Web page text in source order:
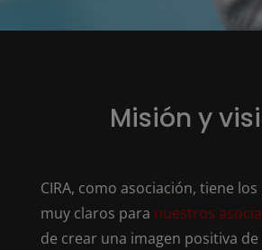
Misión y
CIRA, como asociación, tiene
muy claros para nuestros
de crear una imagen positiva de